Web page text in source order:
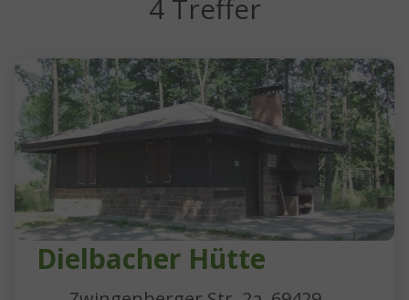
4 Treffer
4 Ergebnisse gefunden
Dielbacher Hütte